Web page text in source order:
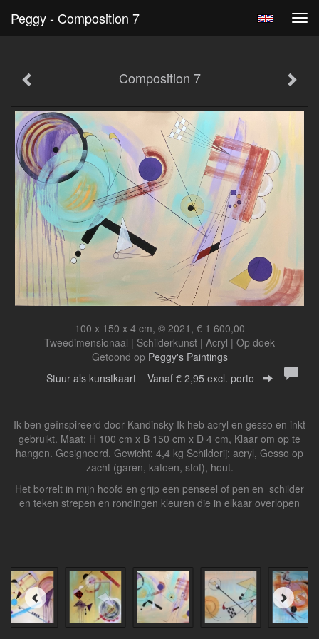
Peggy - Composition 7
Composition 7
100 x 150 x 4 cm, © 2021, € 1 600,00
Tweedimensionaal | Schilderkunst | Acryl | Op doek
Getoond op Peggy's Paintings
Stuur als kunstkaart Vanaf € 2,95 excl. porto
Ik ben geïnspireerd door Kandinsky Ik heb acryl en gesso en inkt
gebruikt. Maat: H 100 cm x B 150 cm x D 4 cm, Klaar om op te
hangen. Gesigneerd. Gewicht: 4,4 kg Schilderij: acryl, Gesso op
zacht (garen, katoen, stof), hout.
Het borrelt in mijn hoofd en grijp een penseel of pen en schilder
en teken strepen en rondingen kleuren die in elkaar overlopen